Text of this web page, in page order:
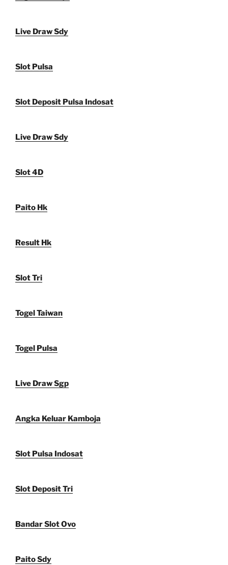
Live Draw Sdy
Slot Pulsa
Slot Deposit Pulsa Indosat
Live Draw Sdy
Slot 4D
Paito Hk
Result Hk
Slot Tri
Togel Taiwan
Togel Pulsa
Live Draw Sgp
Angka Keluar Kamboja
Slot Pulsa Indosat
Slot Deposit Tri
Bandar Slot Ovo
Paito Sdy